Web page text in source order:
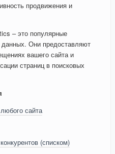
продвижения и
– это популярные
Они предоставляют
вашего сайта и
страниц в поисковых
сайта
(списком)